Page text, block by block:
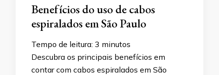
Benefícios do uso de cabos
espiralados em São Paulo
Tempo de leitura: 3 minutos
Descubra os principais benefícios em
contar com cabos espiralados em São